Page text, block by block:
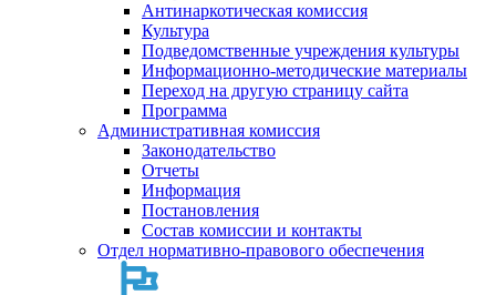
Антинаркотическая комиссия
Культура
Подведомственные учреждения культуры
Информационно-методические материалы
Переход на другую страницу сайта
Программа
Административная комиссия
Законодательство
Отчеты
Информация
Постановления
Состав комиссии и контакты
Отдел нормативно-правового обеспечения